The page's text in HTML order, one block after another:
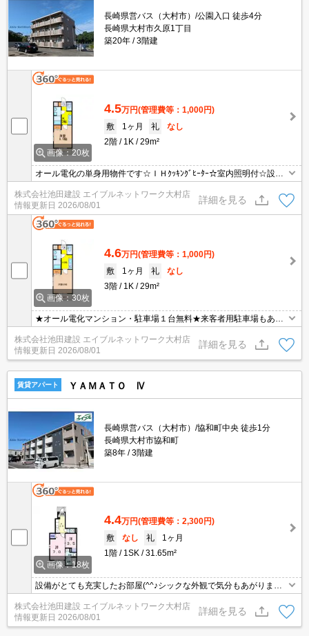
長崎県営バス（大村市）/公園入口 徒歩4分
長崎県大村市久原1丁目
築20年
3階建
画像：20枚
4.5万円(管理費等：1,000円)
敷
1ヶ月 礼
なし
2階
1K 29m²
オール電化の単身用物件です☆ＩＨｸｯｷﾝｸﾞﾋｰﾀｰ☆室内照明付☆設備
株式会社池田建設 エイブルネットワーク大村店
情報更新日 2026/08/01
詳細を見る
画像：30枚
4.6万円(管理費等：1,000円)
敷
1ヶ月 礼
なし
3階
1K 29m²
★オール電化マンション・駐車場１台無料★来客者用駐車場もあり
ます♪長崎医療センターや諫早方面への通勤・通学される方にもおス
スメです♪
株式会社池田建設 エイブルネットワーク大村店
情報更新日 2026/08/01
詳細を見る
賃貸アパート ＹＡＭＡＴＯ Ⅳ
長崎県営バス（大村市）/協和町中央 徒歩1分
長崎県大村市協和町
築8年
3階建
画像：18枚
4.4万円(管理費等：2,300円)
敷
なし 礼
1ヶ月
1階
1SK 31.65m²
設備がとても充実したお部屋(^^♪シックな外観で気分もあがります
♬
株式会社池田建設 エイブルネットワーク大村店
情報更新日 2026/08/01
詳細を見る